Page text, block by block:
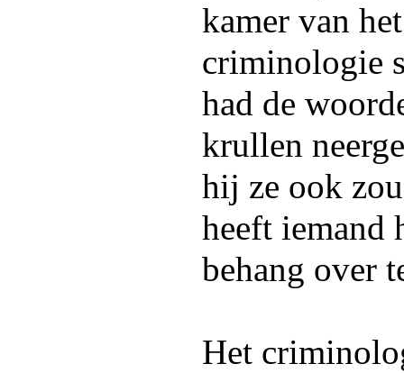
kamer van
criminologie
had de
krullen
hij ze ook
heeft iemand
behang over
Het